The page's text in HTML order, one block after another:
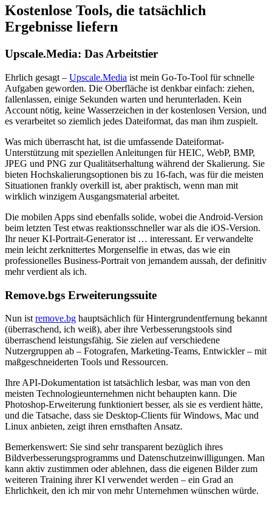
Kostenlose Tools, die tatsächlich
Ergebnisse liefern
Upscale.Media: Das Arbeitstier
Ehrlich gesagt – Upscale.Media ist mein Go-To-Tool für schnelle
Aufgaben geworden. Die Oberfläche ist denkbar einfach: ziehen,
fallenlassen, einige Sekunden warten und herunterladen. Kein
Account nötig, keine Wasserzeichen in der kostenlosen Version, und
es verarbeitet so ziemlich jedes Dateiformat, das man ihm zuspielt.
Was mich überrascht hat, ist die umfassende Dateiformat-
Unterstützung mit speziellen Anleitungen für HEIC, WebP, BMP,
JPEG und PNG zur Qualitätserhaltung während der Skalierung. Sie
bieten Hochskalierungsoptionen bis zu 16-fach, was für die meisten
Situationen frankly overkill ist, aber praktisch, wenn man mit
wirklich winzigem Ausgangsmaterial arbeitet.
Die mobilen Apps sind ebenfalls solide, wobei die Android-Version
beim letzten Test etwas reaktionsschneller war als die iOS-Version.
Ihr neuer KI-Portrait-Generator ist … interessant. Er verwandelte
mein leicht zerknittertes Morgenselfie in etwas, das wie ein
professionelles Business-Portrait von jemandem aussah, der definitiv
mehr verdient als ich.
Remove.bgs Erweiterungssuite
Nun ist remove.bg hauptsächlich für Hintergrundentfernung bekannt
(überraschend, ich weiß), aber ihre Verbesserungstools sind
überraschend leistungsfähig. Sie zielen auf verschiedene
Nutzergruppen ab – Fotografen, Marketing-Teams, Entwickler – mit
maßgeschneiderten Tools und Ressourcen.
Ihre API-Dokumentation ist tatsächlich lesbar, was man von den
meisten Technologieunternehmen nicht behaupten kann. Die
Photoshop-Erweiterung funktioniert besser, als sie es verdient hätte,
und die Tatsache, dass sie Desktop-Clients für Windows, Mac und
Linux anbieten, zeigt ihren ernsthaften Ansatz.
Bemerkenswert: Sie sind sehr transparent bezüglich ihres
Bildverbesserungsprogramms und Datenschutzeinwilligungen. Man
kann aktiv zustimmen oder ablehnen, dass die eigenen Bilder zum
weiteren Training ihrer KI verwendet werden – ein Grad an
Ehrlichkeit, den ich mir von mehr Unternehmen wünschen würde.